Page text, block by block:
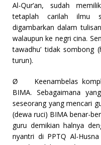
Al-Qur’an, sudah
tetaplah carilah ilmu
digambarkan dalam
walaupun ke negri cina.
tawadhu’ tidak sombong
turun).
Ø
Keenambelas
BIMA. Sebagaimana
seseorang yang mencari
(dewa ruci) BIMA benar-
guru demikian halnya
nyantri di PPTQ Al-